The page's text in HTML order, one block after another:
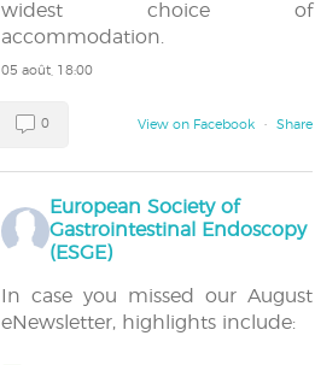
widest choice of
accommodation.
05 août, 18:00
View on Facebook · Share
0
European Society of
Gastrointestinal Endoscopy
(ESGE)
In case you missed our August
eNewsletter, highlights include: